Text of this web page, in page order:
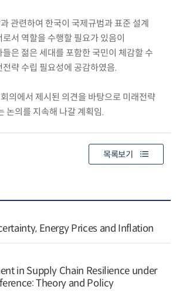
관련하여 한국이 국제규범과 표준 설계
서 역할을 수행할 필요가 있음이
은 젊은 세대를 포함한 국민이 체감할 수
략 수립 필요성에 공감하였음.
의에서 제시된 의견을 바탕으로 미래전략
논의를 지속해 나갈 계획임.
목록보기
Energy Prices and Inflation
in Supply Chain Resilience under
Theory and Policy